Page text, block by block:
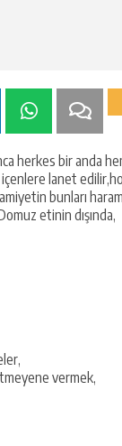
herkes bir anda
lanet
bunları
etinin dışında,
vermek,